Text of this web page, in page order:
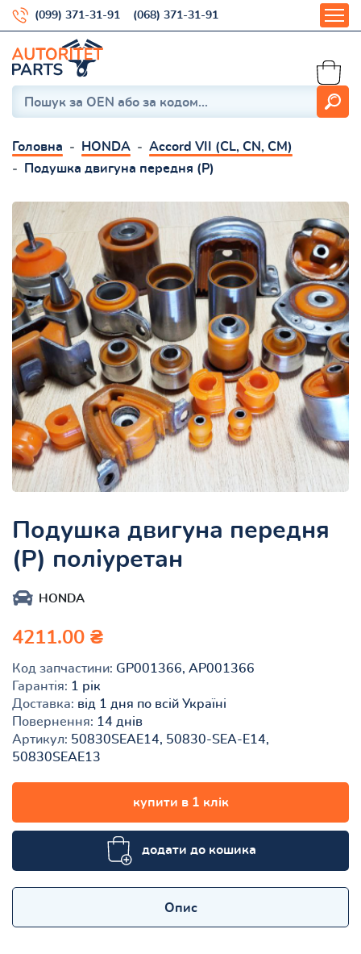
(099) 371-31-91 (068) 371-31-91
Головна HONDA
Accord VII (CL, CN, CM)
Подушка двигуна передня (Р)
Подушка двигуна передня
(Р) поліуретан
HONDA
4211.00 ₴
Код запчастини: GP001366, AP001366
Гарантія: 1 рік
Доставка: від 1 дня по всій Україні
Повернення: 14 днів
Артикул: 50830SEAE14, 50830-SEA-E14,
50830SEAE13
купити в 1 клік
додати до кошика
Опис